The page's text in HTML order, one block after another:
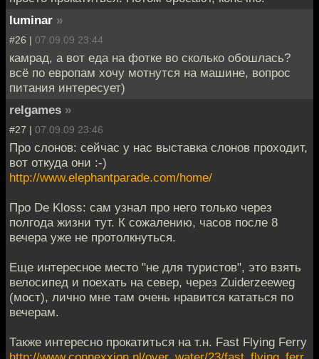
luminar »
#26 | 07.09.09 23:44
камрад, а вот еда на фотке во сколько обошлась?
всё по европам хочу мотнутся на машине, вопрос
питания интересует)
relgames »
#27 | 07.09.09 23:46
Про слонов: сейчас у нас выставка слонов проходит,
вот откуда они :-)
http://www.elephantparade.com/home/
Про De Kloss: сам узнал про него только через
полгода жизни тут. К сожалению, часов после 8
вечера уже не протолкнуться.
Еще интересное место "не для туристов", это взять
велосипед и поехать на север, через Zuiderzeeweg
(мост), лично мне там очень нравится кататься по
вечерам.
Также интересно прокатиться на т.н. Fast Flying Ferry